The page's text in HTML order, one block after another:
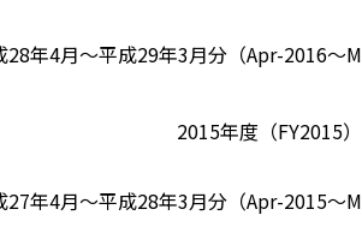
28年4月～平成29年3月分（Apr-2016～
2015年度（FY2015）
27年4月～平成28年3月分（Apr-2015～